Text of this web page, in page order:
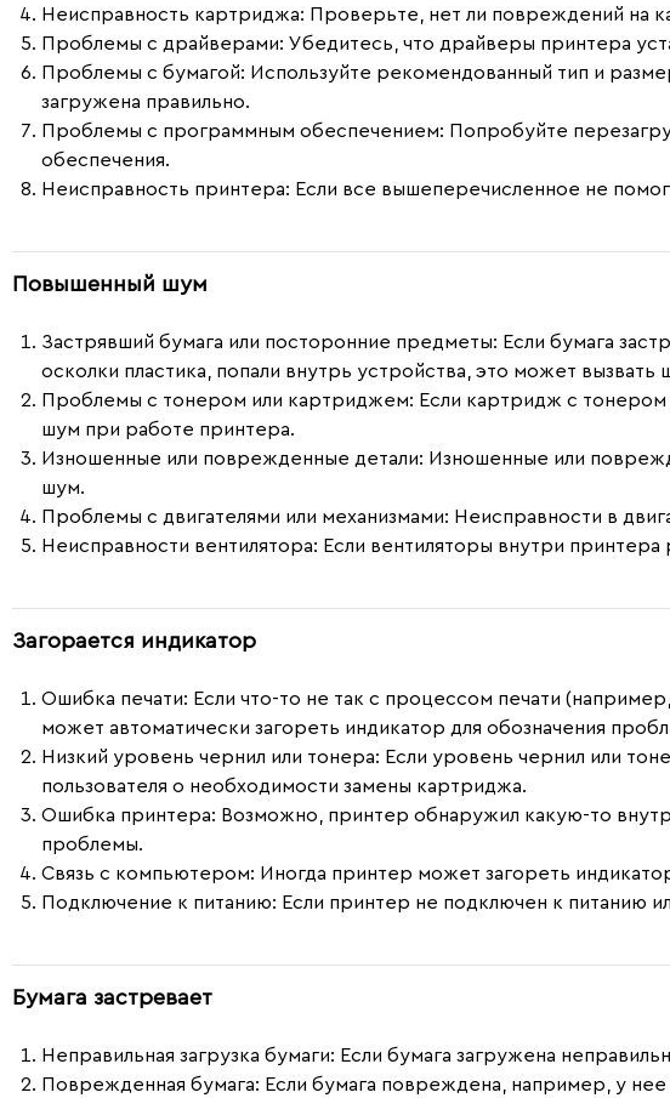
Неисправность картриджа: Проверьте, нет ли повреждений на
Проблемы с драйверами: Убедитесь, что драйверы принтера
Проблемы с бумагой: Используйте рекомендованный тип и
загружена правильно.
Проблемы с программным обеспечением: Попробуйте
обеспечения.
Неисправность принтера: Если все вышеперечисленное не
Повышенный шум
Застрявший бумага или посторонние предметы: Если бумага
осколки пластика, попали внутрь устройства, это может вызвать
Проблемы с тонером или картриджем: Если картридж с тонером
шум при работе принтера.
Изношенные или поврежденные детали: Изношенные или
шум.
Проблемы с двигателями или механизмами: Неисправности в
Неисправности вентилятора: Если вентиляторы внутри
Загорается индикатор
Ошибка печати: Если что-то не так с процессом печати
может автоматически загореть индикатор для обозначения
Низкий уровень чернил или тонера: Если уровень чернил или
пользователя о необходимости замены картриджа.
Ошибка принтера: Возможно, принтер обнаружил какую-то
проблемы.
Связь с компьютером: Иногда принтер может загореть
Подключение к питанию: Если принтер не подключен к питанию
Бумага застревает
Неправильная загрузка бумаги: Если бумага загружена
Поврежденная бумага: Если бумага повреждена, например, у нее